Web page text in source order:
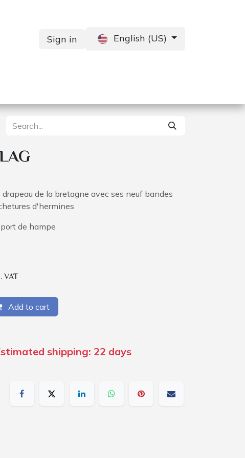
Sign in English (US)
de la bretagne avec ses neuf bandes
d'hermines
de hampe
VAT
Add to cart
shipping: 22 days